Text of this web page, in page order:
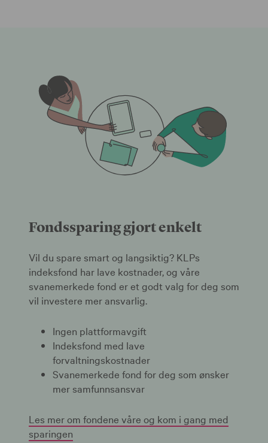
Fondssparing gjort enkelt
Vil du spare smart og langsiktig? KLPs
indeksfond har lave kostnader, og våre
svanemerkede fond er et godt valg for deg som
vil investere mer ansvarlig.
Ingen plattformavgift
Indeksfond med lave
forvaltningskostnader
Svanemerkede fond for deg som ønsker
mer samfunnsansvar
Les mer om fondene våre og kom i gang med
sparingen